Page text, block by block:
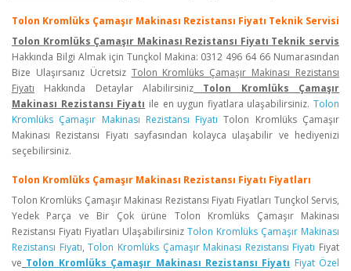
Tolon Kromlüks Çamaşır Makinası Rezistansı Fiyatı Teknik Servisi
Tolon Kromlüks Çamaşır Makinası Rezistansı Fiyatı Teknik servis
Hakkında Bilgi Almak için Tunçkol Makina: 0312 496 64 66 Numarasından
Bize Ulaşırsanız Ücretsiz Tolon Kromlüks Çamaşır Makinası Rezistansı
Fiyatı Hakkında Detaylar Alabilirsiniz Tolon Kromlüks Çamaşır
Makinası Rezistansı Fiyatı ile en uygun fiyatlara ulaşabilirsiniz. Tolon
Kromlüks Çamaşır Makinası Rezistansı FiyatıTolon Kromlüks Çamaşır
Makinası Rezistansı Fiyatı sayfasından kolayca ulaşabilir ve hediyenizi
seçebilirsiniz.
Tolon Kromlüks Çamaşır Makinası Rezistansı Fiyatı Fiyatları
Tolon Kromlüks Çamaşır Makinası Rezistansı Fiyatı Fiyatları Tunçkol Servis,
Yedek Parça ve Bir Çok ürüne Tolon Kromlüks Çamaşır Makinası
Rezistansı Fiyatı Fiyatları Ulaşabilirsiniz Tolon Kromlüks Çamaşır Makinası
Rezistansı Fiyatı,Tolon Kromlüks Çamaşır Makinası Rezistansı Fiyatı Fiyat
ve Tolon Kromlüks Çamaşır Makinası Rezistansı Fiyatı Fiyat Özel